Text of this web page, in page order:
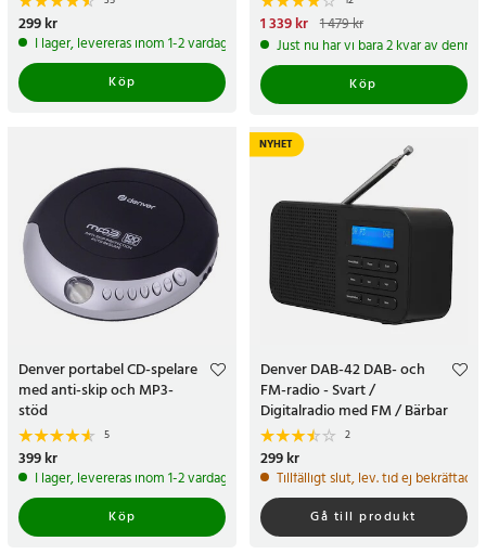
Pris:299 kr
299 kr
I lager, levereras inom 1-2 vardagar
Köp
Nuvarande pris:
1 339 krTidigare pris:1 479 kr
1 339 kr 1 479 kr
Just nu har vi bara 2 kvar av denna
Köp
Denver portabel CD-spelare
med anti-skip och MP3-
stöd
5
Pris:399 kr
399 kr
I lager, levereras inom 1-2 vardagar
Köp
NYHET
Denver DAB-42 DAB- och
FM-radio - Svart /
Digitalradio med FM / Bärbar
DAB-radio
2
Pris:299 kr
299 kr
Tillfälligt slut, lev. tid ej bekräftad.
Gå till produkt